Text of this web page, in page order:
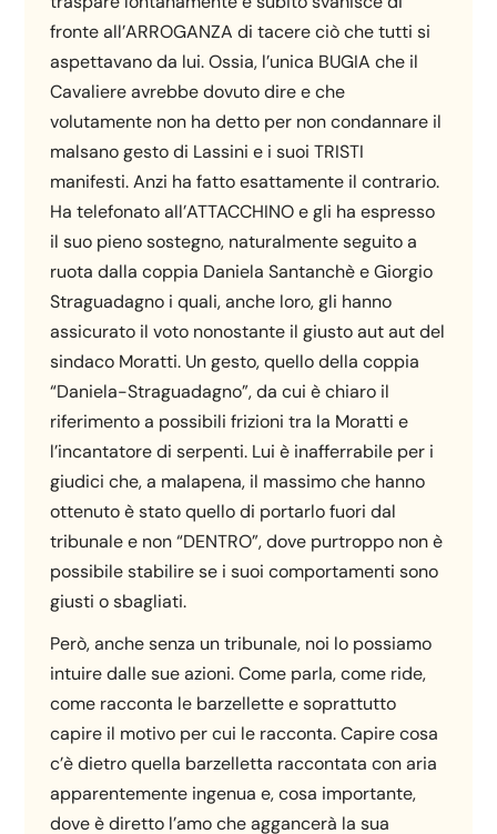
fronte all’ARROGANZA di tacere ciò che tutti si
aspettavano da lui. Ossia, l’unica BUGIA che il
Cavaliere avrebbe dovuto dire e che
volutamente non ha detto per non condannare il
malsano gesto di Lassini e i suoi TRISTI
manifesti. Anzi ha fatto esattamente il contrario.
Ha telefonato all’ATTACCHINO e gli ha espresso
il suo pieno sostegno, naturalmente seguito a
ruota dalla coppia Daniela Santanchè e Giorgio
Straguadagno i quali, anche loro, gli hanno
assicurato il voto nonostante il giusto aut aut del
sindaco Moratti. Un gesto, quello della coppia
“Daniela-Straguadagno”, da cui è chiaro il
riferimento a possibili frizioni tra la Moratti e
l’incantatore di serpenti. Lui è inafferrabile per i
giudici che, a malapena, il massimo che hanno
ottenuto è stato quello di portarlo fuori dal
tribunale e non “DENTRO”, dove purtroppo non è
possibile stabilire se i suoi comportamenti sono
giusti o sbagliati.
Però, anche senza un tribunale, noi lo possiamo
intuire dalle sue azioni. Come parla, come ride,
come racconta le barzellette e soprattutto
capire il motivo per cui le racconta. Capire cosa
c’è dietro quella barzelletta raccontata con aria
apparentemente ingenua e, cosa importante,
dove è diretto l’amo che aggancerà la sua